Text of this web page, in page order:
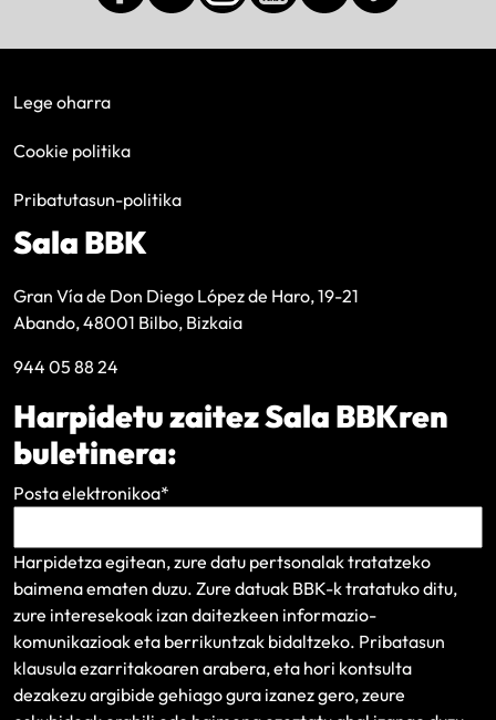
Lege oharra
Cookie politika
Pribatutasun-politika
Sala BBK
Gran Vía de Don Diego López de Haro, 19-21
Abando, 48001 Bilbo, Bizkaia
944 05 88 24
Harpidetu zaitez Sala BBKren
buletinera:
Posta elektronikoa*
Harpidetza egitean, zure datu pertsonalak tratatzeko
baimena ematen duzu. Zure datuak BBK-k tratatuko ditu,
zure interesekoak izan daitezkeen informazio-
komunikazioak eta berrikuntzak bidaltzeko. Pribatasun
klausulaezarritakoaren arabera, eta hori kontsulta
dezakezu argibide gehiago gura izanez gero, zeure